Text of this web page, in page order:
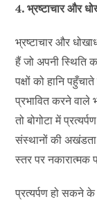
4. भ्रष्टाचार और
भ्रष्टाचार और
हैं जो अपनी स्थिति
पक्षों को हानि
प्रभावित करने वाले
तो बोगोटा में
संस्थानों की अखंडता
स्तर पर नकारात्मक
प्रत्यर्पण हो सकने